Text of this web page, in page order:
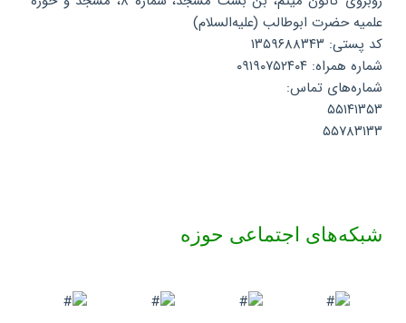
علمیه حضرت ابوطالب (علیه‌السلام)
کد پستی: ۱۳۵۹۶۸۸۳۴۳
شماره همراه: ۰۹۱۹۰۷۵۲۴۰۴
شماره‌های تماس:
۵۵۱۴۱۳۵۳
۵۵۷۸۳۱۳۳
شبکه‌های اجتماعی حوزه